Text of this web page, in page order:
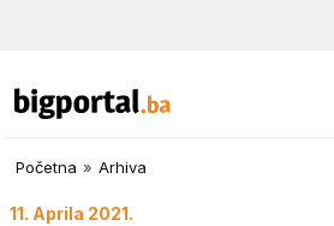
Početna » Arhiva
11. Aprila 2021.